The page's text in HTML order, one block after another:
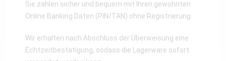
Sie zahlen sicher und bequem mit Ihren gewohnten
Online Banking Daten (PIN/TAN) ohne Registrierung.
Wir erhalten nach Abschluss der Überweisung eine
Echtzeitbestätigung, sodass die Lagerware sofort